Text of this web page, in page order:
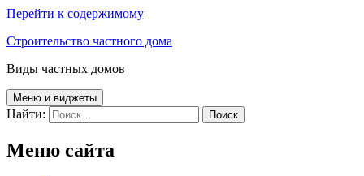
Перейти к содержимому
Строительство частного дома
Виды частных домов
Меню и виджеты
Найти:
Меню сайта